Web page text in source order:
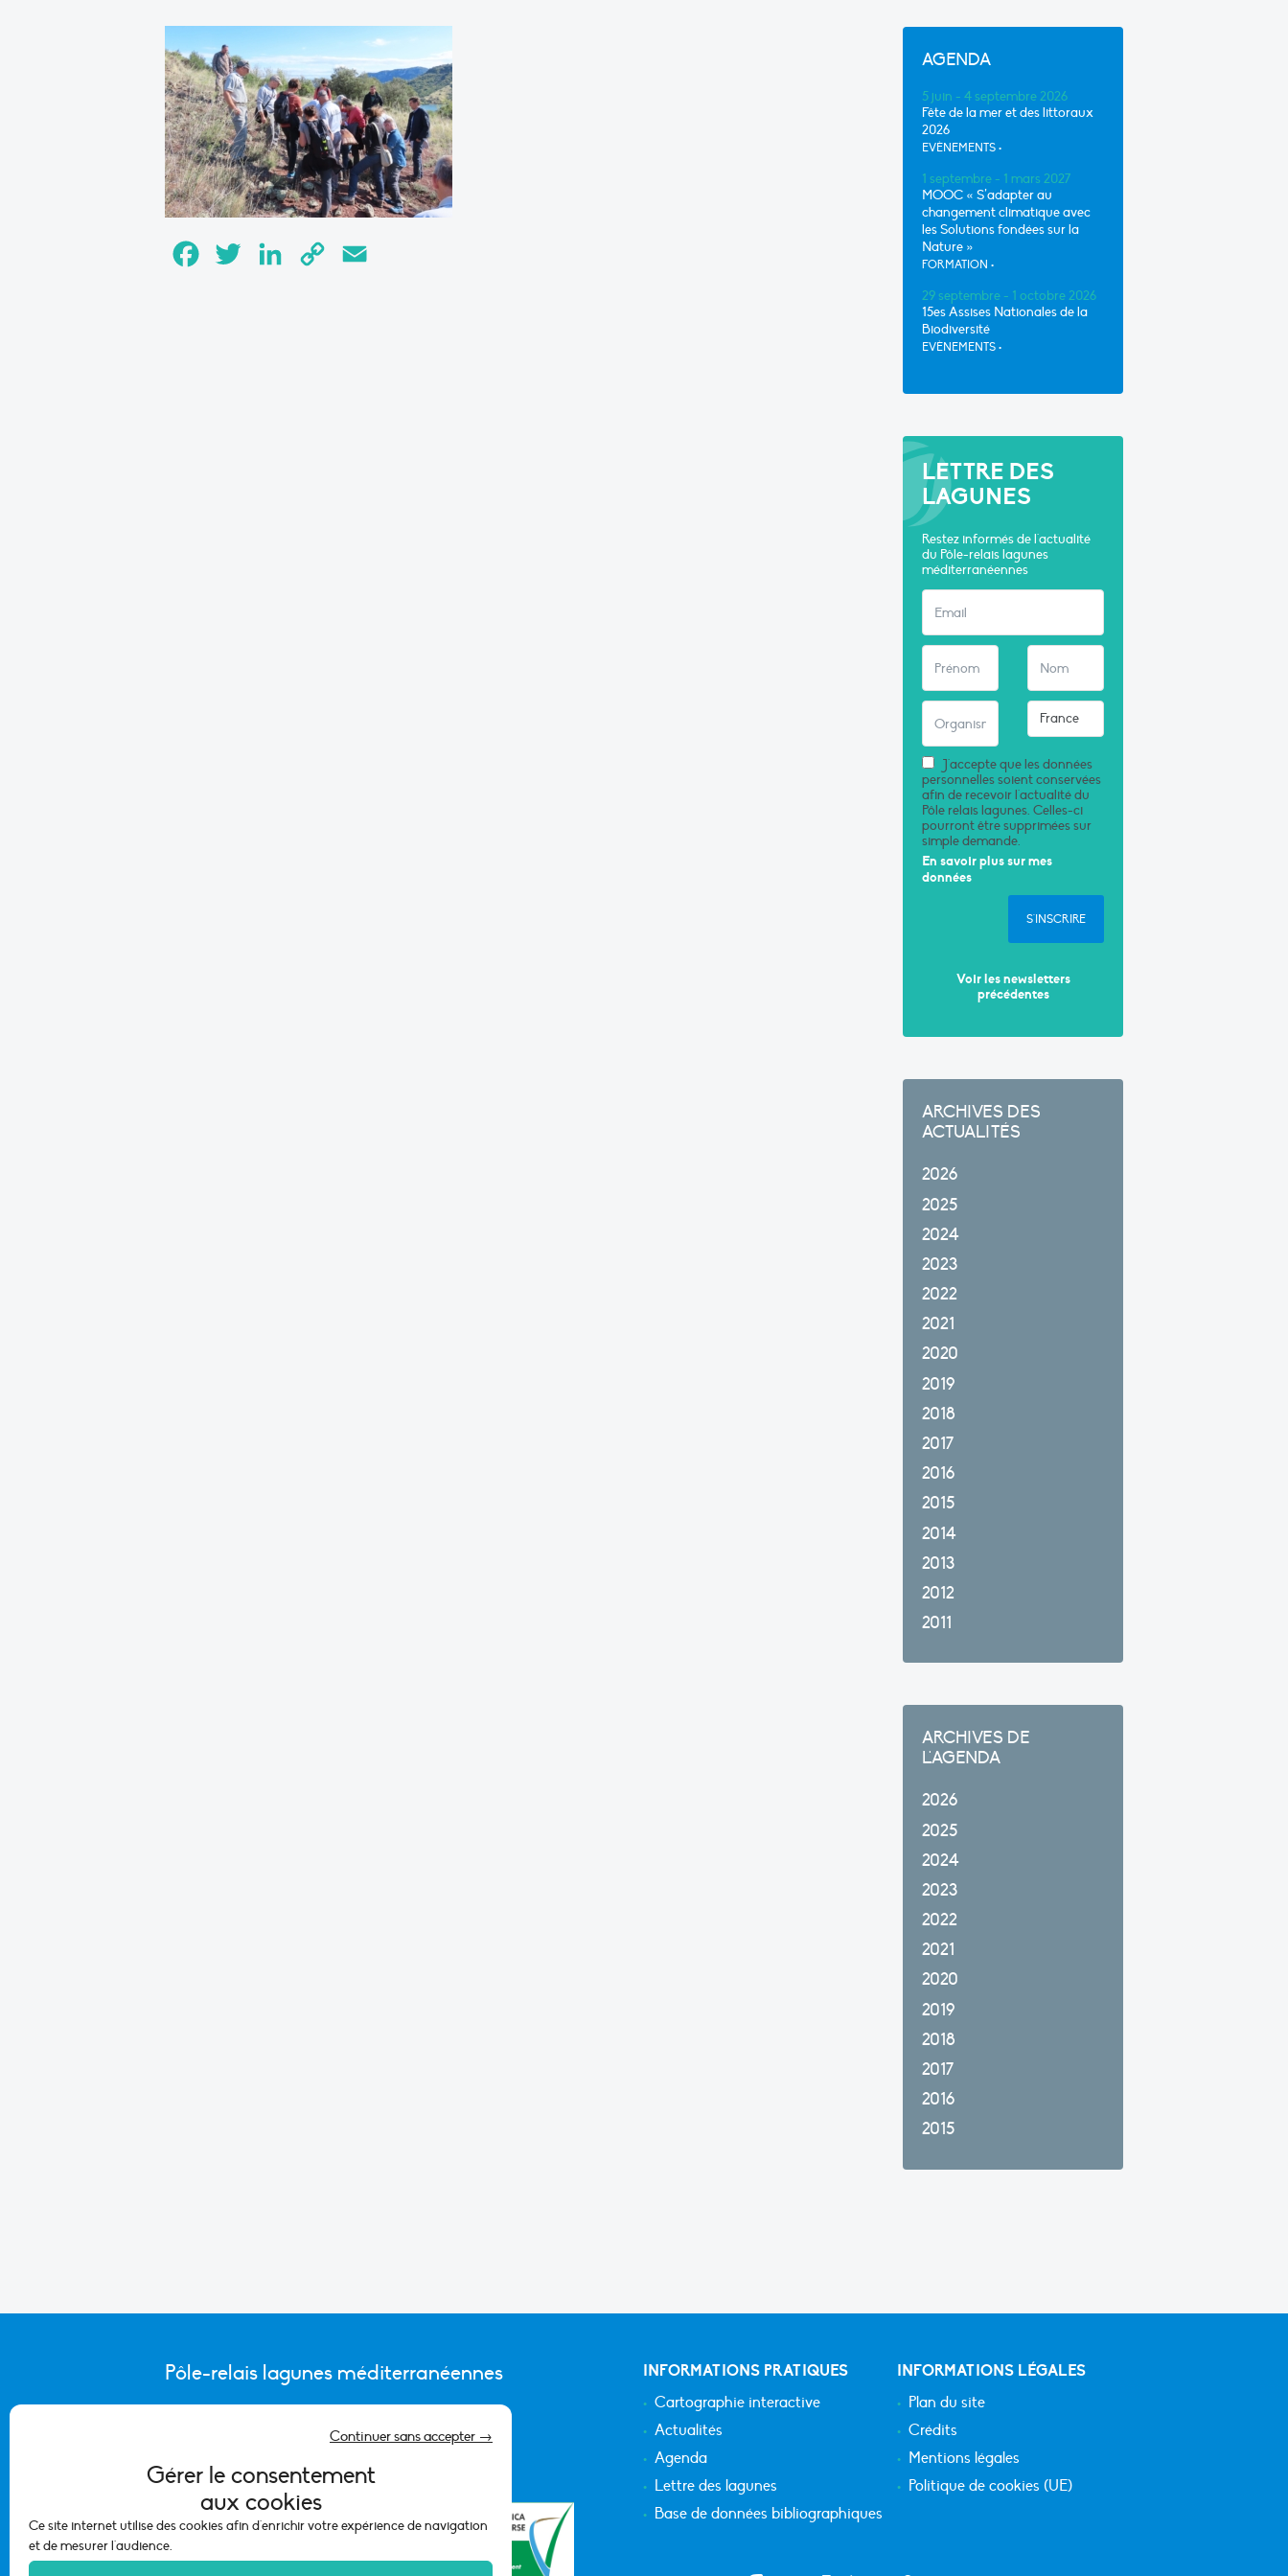
Gérer le consentement
aux cookies
Ce site internet utilise des cookies afin d'enrichir votre expérience de navigation
et de mesurer l'audience.
Continuer sans accepter →
FacebookTwitter LinkedInCopy
AGENDA
5 juin - 4 septembre 2026
Fête de la mer et des littoraux
2026
EVÈNEMENTS •
1 septembre - 1 mars 2027
MOOC « S’adapter au
changement climatique avec
les Solutions fondées sur la
Nature »
FORMATION •
29 septembre - 1 octobre 2026
15es Assises Nationales de la
Biodiversité
EVÈNEMENTS •
LETTRE DES
LAGUNES
Restez informés de l'actualité
du Pôle-relais lagunes
méditerranéennes
J'accepte que les données
personnelles soient conservées
afin de recevoir l'actualité du
Pôle relais lagunes. Celles-ci
pourront être supprimées sur
simple demande.
En savoir plus sur mes
données
S'INSCRIRE
Voir les newsletters
précédentes
ARCHIVES DES
ACTUALITÉS
2026
2025
2024
2023
2022
2021
2020
2019
2018
2017
2016
2015
2014
2013
2012
2011
ARCHIVES DE
L'AGENDA
2026
2025
2024
2023
2022
2021
2020
2019
2018
2017
2016
2015
Pôle-relais lagunes méditerranéennes
CONTACTER L’ÉQUIPE DU PÔLE
INFORMATIONS PRATIQUES
Cartographie interactive
Actualités
Agenda
Lettre des lagunes
Base de données bibliographiques
INFORMATIONS LÉGALES
Plan du site
Crédits
Mentions légales
Politique de cookies (UE)